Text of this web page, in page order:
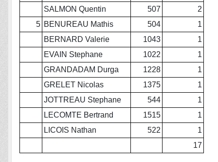
SALMON Quentin
507
2
5 BENUREAU Mathis 504
1
BERNARD Valerie
1043
1
EVAIN Stephane
1022
1
GRANDADAM Durga
1228
1
GRELET Nicolas
1375
1
JOTTREAU Stephane
544
1
LECOMTE Bertrand
1515
1
LICOIS Nathan
522
1
17